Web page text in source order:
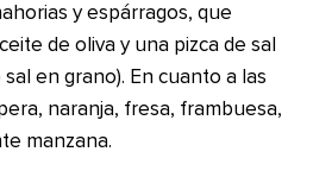
y espárragos, que
de oliva y una pizca de sal
en grano). En cuanto a las
naranja, fresa, frambuesa,
manzana.